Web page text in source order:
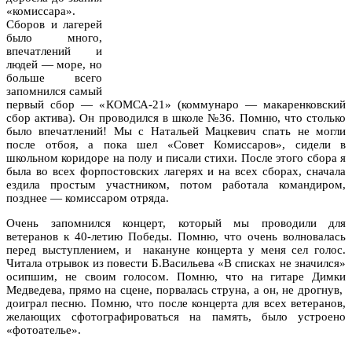
«комиссара».
Сборов и лагерей
было много,
впечатлений и
людей — море, но
больше всего
запомнился самый
первый сбор — «КОМСА-21» (коммунаро — макаренковский
сбор актива). Он проводился в школе №36. Помню, что столько
было впечатлений! Мы с Натальей Мацкевич спать не могли
после отбоя, а пока шел «Совет Комиссаров», сидели в
школьном коридоре на полу и писали стихи. После этого сбора я
была во всех форпостовских лагерях и на всех сборах, сначала
ездила простым участником, потом работала командиром,
позднее — комиссаром отряда.
Очень запомнился концерт, который мы проводили для
ветеранов к 40-летию Победы. Помню, что очень волновалась
перед выступлением, и
накануне концерта у меня сел голос.
Читала отрывок из повести Б.Васильева «В списках не значился»
осипшим, не своим голосом. Помню, что на гитаре Димки
Медведева, прямо на сцене, порвалась струна, а он, не дрогнув,
доиграл песню. Помню, что после концерта для всех ветеранов,
желающих сфотографироваться на память, было устроено
«фотоателье».